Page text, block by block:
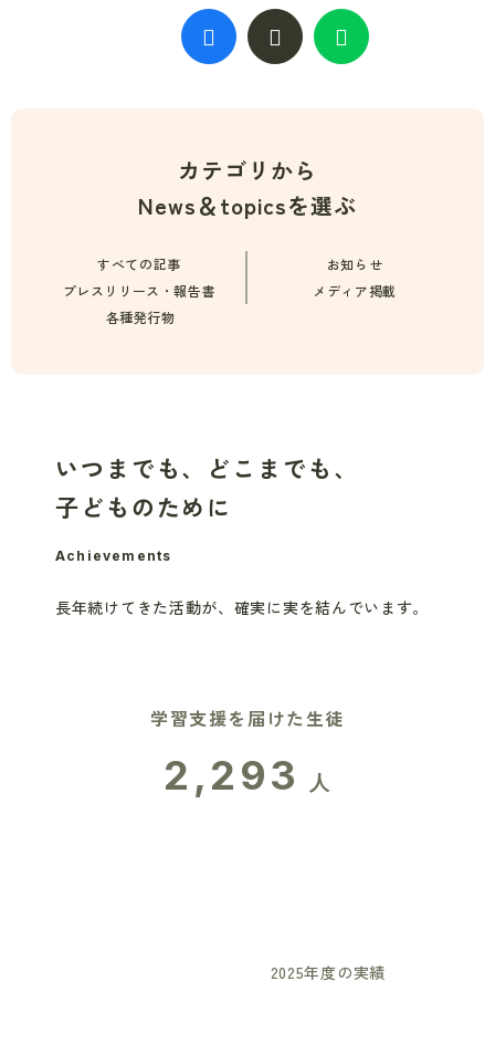
カテゴリから
News＆topicsを選ぶ
すべての記事
お知らせ
プレスリリース・報告書
メディア掲載
各種発行物
いつまでも、どこまでも、
子どものために
Achievements
長年続けてきた活動が、 確実に実を結んでいます。
学習支援を届けた生徒
2,293 人
2025年度の実績